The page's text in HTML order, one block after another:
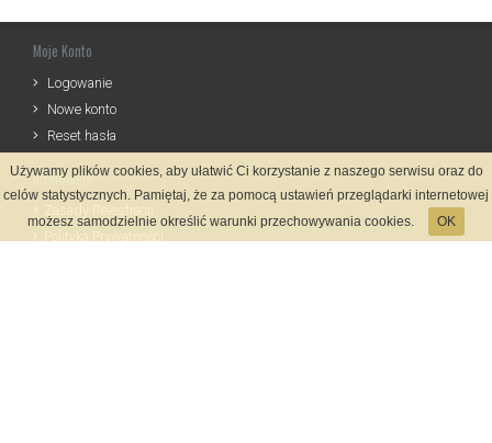
Moje Konto
Logowanie
Nowe konto
Reset hasła
Informacje
Używamy plików cookies, aby ułatwić Ci korzystanie z naszego serwisu oraz do
celów statystycznych. Pamiętaj, że za pomocą ustawień przeglądarki internetowej
możesz samodzielnie określić warunki przechowywania cookies.
OK